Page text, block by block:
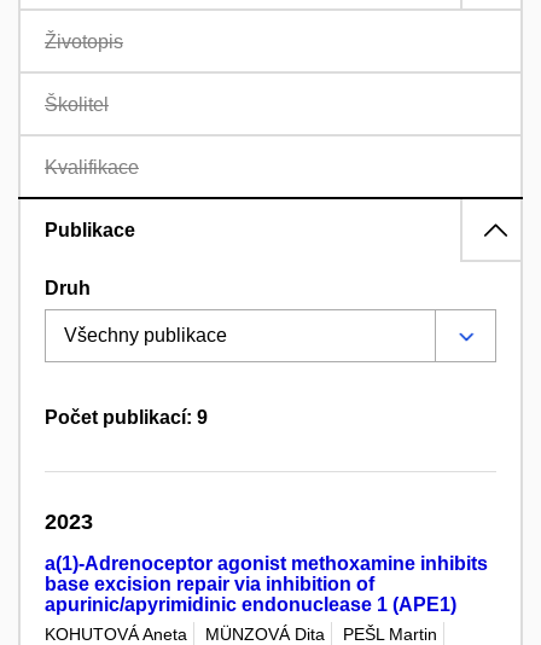
Životopis
Školitel
Kvalifikace
Publikace
Druh
Počet publikací: 9
2023
a(1)-Adrenoceptor agonist methoxamine inhibits
base excision repair via inhibition of
apurinic/apyrimidinic endonuclease 1 (APE1)
KOHUTOVÁ Aneta MÜNZOVÁ Dita
PEŠL Martin